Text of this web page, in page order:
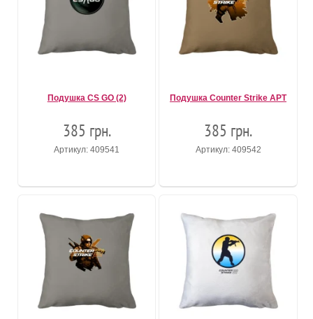
Подушка CS GO (2)
385 грн.
Артикул: 409541
Подушка Counter Strike АРТ
385 грн.
Артикул: 409542